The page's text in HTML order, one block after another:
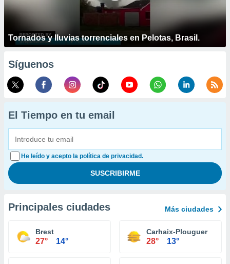
Tornados y lluvias torrenciales en Pelotas, Brasil.
Síguenos
El Tiempo en tu email
He leído y acepto la política de privacidad.
Principales ciudades Más ciudades
Brest
27° 14°
Carhaix-Plouguer
28° 13°